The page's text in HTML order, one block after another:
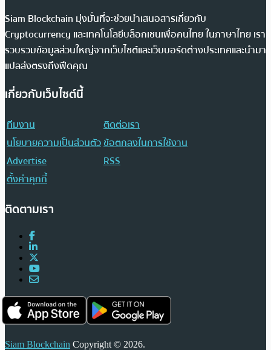
Siam Blockchain มุ่งมั่นที่จะช่วยนำเสนอสารเกี่ยวกับ
Cryptocurrency และเทคโนโลยีบล็อกเชนเพื่อคนไทย ในภาษาไทย เรา
รวบรวมข้อมูลส่วนใหญ่จากเว็บไซต์และเว็บบอร์ดต่างประเทศและนำมา
แปลส่งตรงถึงฟีดคุณ
เกี่ยวกับเว็บไซต์นี้
ทีมงาน
ติดต่อเรา
นโยบายความเป็นส่วนตัวข้อตกลงในการใช้งาน
Advertise
RSS
ตั้งค่าคุกกี้
ติดตามเรา
Siam Blockchain Copyright © 2026.